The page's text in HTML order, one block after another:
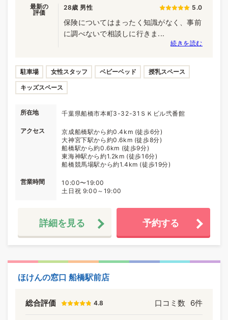
最新の
評価
28歳 男性 5.0
保険についてはまったく知識がなく、事前
に調べないで相談しに行きま...
続きを読む
駐車場 女性スタッフ ベビーベッド 授乳スペース
キッズスペース
所在地 千葉県船橋市本町3-32-31ＳＫビル弐番館
アクセス
京成船橋駅から約0.4km (徒歩6分)
大神宮下駅から約0.6km (徒歩8分)
船橋駅から約0.6km (徒歩9分)
東海神駅から約1.2km (徒歩16分)
船橋競馬場駅から約1.4km (徒歩19分)
営業時間
10:00〜19:00
土日祝 9:00～19:00
詳細を見る 予約する
ほけんの窓口 船橋駅前店
総合評価 4.8 口コミ数 6件